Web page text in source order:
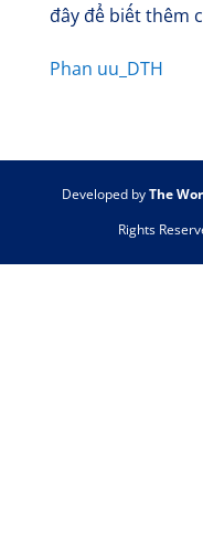
đây để biết thêm
Phan uu_DTH
Developed byThe
Rights